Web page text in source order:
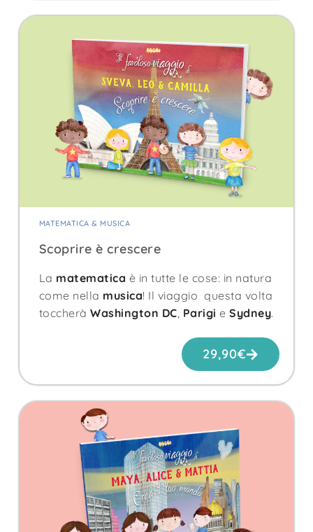
MATEMATICA & MUSICA
Scoprire è crescere
La matematica è in tutte le cose: in natura
come nella musica! Il viaggio questa volta
toccherà Washington DC Parigi e Sydney.
29,90€